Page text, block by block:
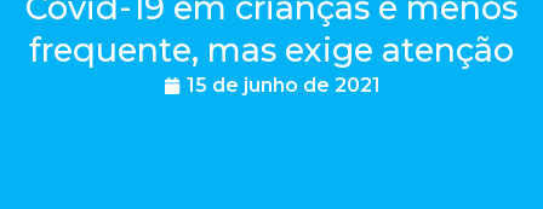
frequente, mas exige atenção
15 de junho de 2021